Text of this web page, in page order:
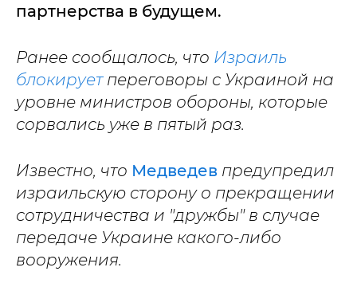
партнерства в будущем.
Ранее сообщалось, что Израиль
блокируетпереговоры с Украиной на
уровне министров обороны, которые
сорвались уже в пятый раз.
Известно, что Медведев предупредил
израильскую сторону о прекращении
сотрудничества и "дружбы" в случае
передаче Украине какого-либо
вооружения.